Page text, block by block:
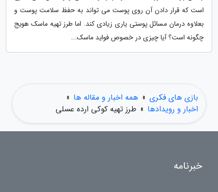
است که قرار دادن آن روی پوست می تواند به حفظ سلامت پوست و
بعلاوه درمان مسائل پوستی یاری زیادی کند. اما طرز تهیه ماسک هویج
چگونه است؟ آیا چیزی در خصوص فواید ماسک...
بازی های فکری » همه اخبار و مقاله ها »
اخبار و رویدادها » طرز تهیه کوکی ارده عسلی
خبرنامه